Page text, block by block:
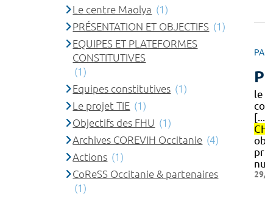
le
Le centre Maolya (1)
PRÉSENTATION ET OBJECTIFS (1)
EQUIPES ET PLATEFORMES
CONSTITUTIVES
(1)
Equipes constitutives (1)
Le projet TIE (1)
Objectifs des FHU (1)
Archives COREVIH Occitanie (4)
Actions (1)
CoReSS Occitanie & partenaires
(1)